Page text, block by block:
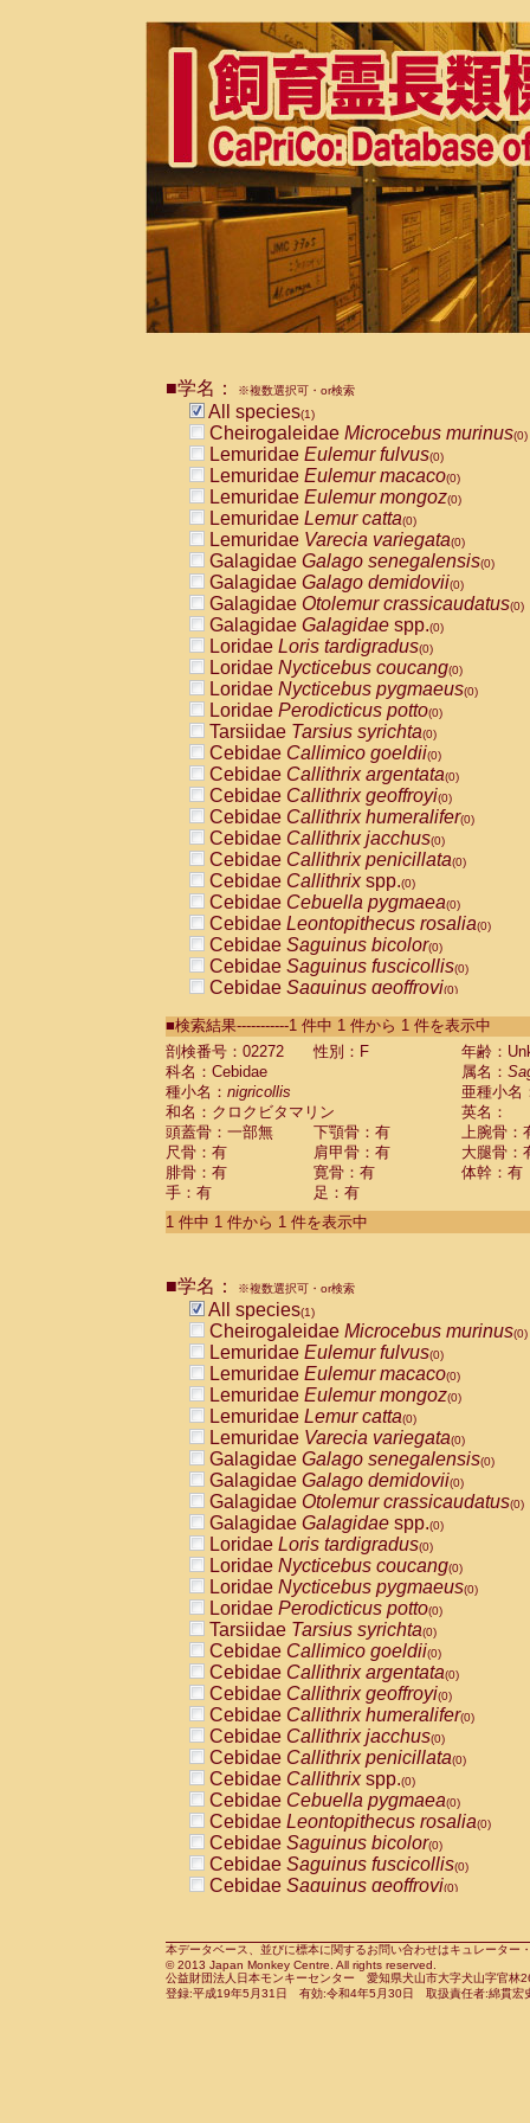
■学名： ※複数選択可・or検索
All species(1)
Cheirogaleidae Microcebus murinus(0)
Lemuridae Eulemur fulvus(0)
Lemuridae Eulemur macaco(0)
Lemuridae Eulemur mongoz(0)
Lemuridae Lemur catta(0)
Lemuridae Varecia variegata(0)
Galagidae Galago senegalensis(0)
Galagidae Galago demidovii(0)
Galagidae Otolemur crassicaudatus(0)
Galagidae Galagidae spp.(0)
Loridae Loris tardigradus(0)
Loridae Nycticebus coucang(0)
Loridae Nycticebus pygmaeus(0)
Loridae Perodicticus potto(0)
Tarsiidae Tarsius syrichta(0)
Cebidae Callimico goeldii(0)
Cebidae Callithrix argentata(0)
Cebidae Callithrix geoffroyi(0)
Cebidae Callithrix humeralifer(0)
Cebidae Callithrix jacchus(0)
Cebidae Callithrix penicillata(0)
Cebidae Callithrixspp.(0)
Cebidae Cebuella pygmaea(0)
Cebidae Leontopithecus rosalia(0)
Cebidae Saguinus bicolor(0)
Cebidae Saguinus fuscicollis(0)
Cebidae Saguinus geoffroyi(0)
CebidaeSaguinus labiatus(0)
Cebidae Saguinus leucopus (0)
Cebidae
CebidaeSaguinus mystax
CebidaeSaguinus nigricollis (1)
Cebidae Saguinus oedipus
Cebidae Saguinus weddelli
Cebidae Saguinusspp.
Cebidae Aotus trivirgatus
Cebidae Cebus albifrons
CebidaeCebus nigrivittatus
CebidaeCebus
CebidaeSaimiri boliviensis(0)
CebidaeSaimiri sciureus(0)
AtelidaeAlouatta caraya(0)
AtelidaeAlouatta fusca(0)
AtelidaeAlouatta seniculus
AtelidaeAlouattaspp.(0)
AtelidaeAteles belzebuth(0)
AtelidaeAteles geoffroyi(0)
AtelidaeAteles paniscus(0)
AtelidaeAtelesspp.(0)
Atelidae Lagothrix lagothricha
AtelidaeLagothrix lagothricha cana
PitheciidaeCacajao calvus
PitheciidaeCallicebus cupreus
PitheciidaeCallicebus donacophilus
PitheciidaeCallicebus moloch
PitheciidaeCallicebus torquatus
PitheciidaeCallicebusspp.(0)
PitheciidaeChiropotes satanas(0)
PitheciidaePithecia monachus
PitheciidaePithecia pithecia(0)
CercopithecidaeCercocebus agilis
CercopithecidaeCercocebus
CercopithecidaeCercocebus
CercopithecidaeCercocebus
CercopithecidaeCercocebus
CercopithecidaeCercocebushybrid
CercopithecidaePapio anubis(0)
CercopithecidaePapio cynocephalus
CercopithecidaePapio hamadryas(0)
■検索結果-----------1 件中 1 件から 1 件を表示中
剖検番号：02272
性別：F
年齢：
科名：Cebidae
属名：
種小名： nigricollis
亜種小名
和名：クロクビタマリン
英名：
頭蓋骨：一部無
下顎骨：有
上腕骨：
尺骨：有
肩甲骨：有
大腿骨：
腓骨：有
寛骨：有
体幹：有
手：有
足：有
1 件中 1 件から 1 件を表示中
■学名： ※複数選択可・or検索
All species(1)
Cheirogaleidae Microcebus murinus(0)
Lemuridae Eulemur fulvus(0)
Lemuridae Eulemur macaco(0)
Lemuridae Eulemur mongoz(0)
Lemuridae Lemur catta(0)
Lemuridae Varecia variegata(0)
Galagidae Galago senegalensis(0)
Galagidae Galago demidovii(0)
Galagidae Otolemur crassicaudatus(0)
Galagidae Galagidae spp.(0)
Loridae Loris tardigradus(0)
Loridae Nycticebus coucang(0)
Loridae Nycticebus pygmaeus(0)
Loridae Perodicticus potto(0)
Tarsiidae Tarsius syrichta(0)
Cebidae Callimico goeldii(0)
Cebidae Callithrix argentata(0)
Cebidae Callithrix geoffroyi(0)
Cebidae Callithrix humeralifer(0)
Cebidae Callithrix jacchus(0)
Cebidae Callithrix penicillata(0)
Cebidae Callithrixspp.(0)
Cebidae Cebuella pygmaea(0)
Cebidae Leontopithecus rosalia(0)
Cebidae Saguinus bicolor(0)
Cebidae Saguinus fuscicollis(0)
Cebidae Saguinus geoffroyi(0)
CebidaeSaguinus leucopus(0)
CebidaeSaguinus midas(0)
Cebidae Saguinus mystax(0)
本データベース、並びに標本に関するお問い合わせはキュレータ
© 2013 Japan Monkey Centre. All rights reserved.
公益財団法人日本モンキーセンター 愛知県犬山市大字犬山字官
登録:平成19年5月31日 有効:令和4年5月30日 取扱責任者:綿貫宏